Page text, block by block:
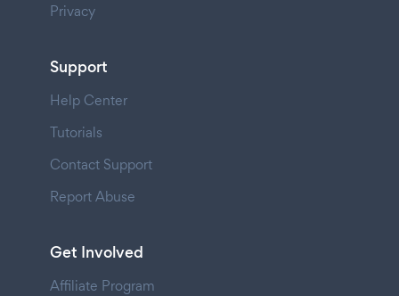
Privacy
Support
Help Center
Tutorials
Contact Support
Report Abuse
Get Involved
Affiliate Program